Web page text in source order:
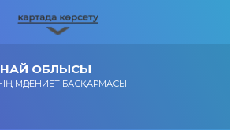
ОБЛЫСЫ
МӘДЕНИЕТ БАСҚАРМАСЫ